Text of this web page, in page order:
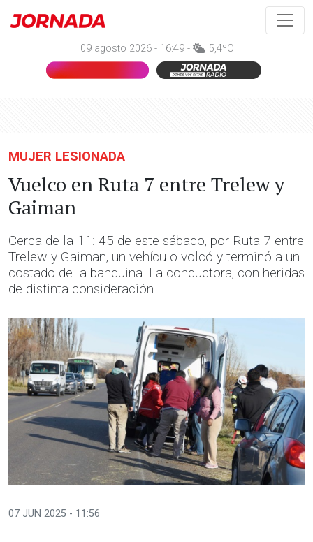
09 agosto 2026 - 16:49 - 5,4ºC
MUJER LESIONADA
Vuelco en Ruta 7 entre Trelew y
Gaiman
Cerca de la 11: 45 de este sábado, por Ruta 7 entre
Trelew y Gaiman, un vehículo volcó y terminó a un
costado de la banquina. La conductora, con heridas
de distinta consideración.
07 JUN 2025 - 11:56